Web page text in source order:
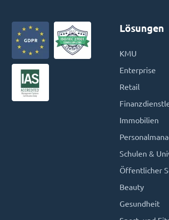
Lösungen
KMU
Enterprise
Retail
Immobilien
Schulen &
Öffentlicher
Beauty
Gesundheit